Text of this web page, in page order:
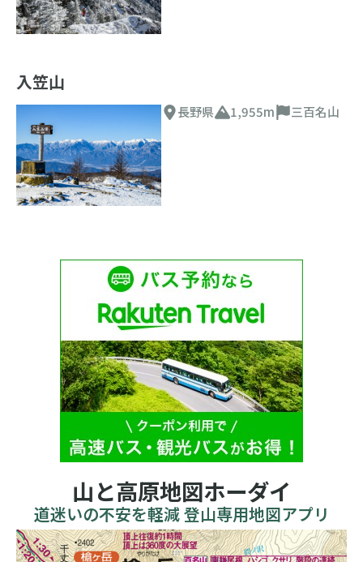
入笠山
長野県 1,955m 三百名山
山と高原地図ホーダイ
道迷いの不安を軽減 登山専用地図アプリ